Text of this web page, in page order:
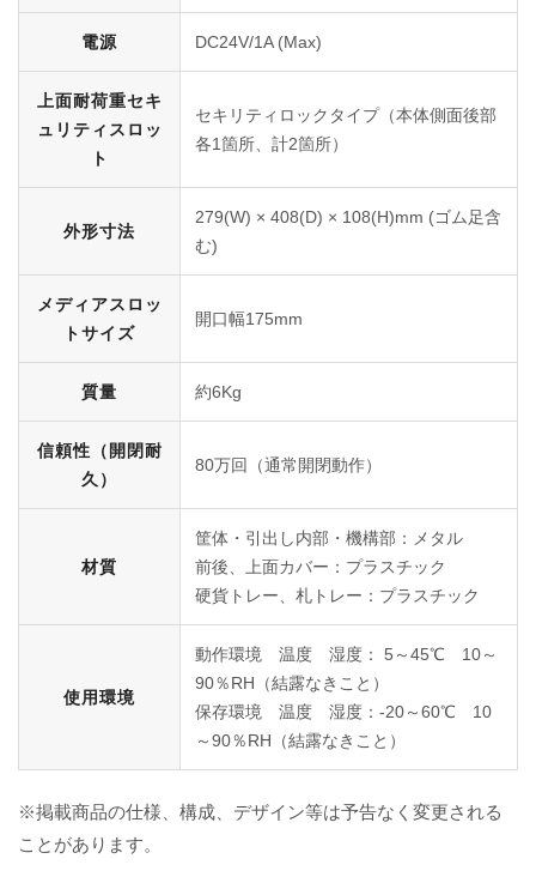
電源 DC24V/1A (Max)
上面耐荷重セキ
ュリティスロッ
ト
セキリティロックタイプ（本体側面後部
各1箇所、計2箇所）
外形寸法
279(W) × 408(D) × 108(H)mm (ゴム足含
む)
メディアスロッ
トサイズ
開口幅175mm
質量 約6Kg
信頼性（開閉耐
久）
80万回（通常開閉動作）
材質
筐体・引出し内部・機構部：メタル
前後、上面カバー：プラスチック
硬貨トレー、札トレー：プラスチック
使用環境
動作環境 温度 湿度： 5～45℃ 10～
90％RH（結露なきこと）
保存環境 温度 湿度：-20～60℃ 10
～90％RH（結露なきこと）
※掲載商品の仕様、構成、デザイン等は予告なく変更される
ことがあります。